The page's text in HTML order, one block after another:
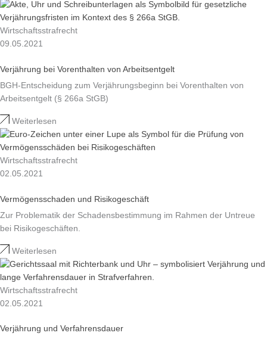
Wirtschaftsstrafrecht
09.05.2021
Verjährung bei Vorenthalten von Arbeitsentgelt
BGH-Entscheidung zum Verjährungsbeginn bei Vorenthalten von
Arbeitsentgelt (§ 266a StGB)
Weiterlesen
Wirtschaftsstrafrecht
02.05.2021
Vermögensschaden und Risikogeschäft
Zur Problematik der Schadensbestimmung im Rahmen der Untreue
bei Risikogeschäften.
Weiterlesen
Wirtschaftsstrafrecht
02.05.2021
Verjährung und Verfahrensdauer